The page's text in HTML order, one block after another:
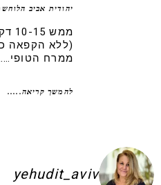
יהודית אביב
(ללא הקפאה
ממרח
להמשך קריאה.....
yehudit_aviv